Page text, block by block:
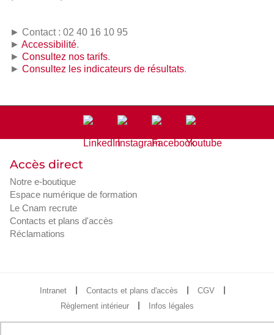
► Contact : 02 40 16 10 95
► Accessibilité.
► Consultez nos tarifs.
► Consultez les indicateurs de résultats.
Accès direct
Notre e-boutique
Espace numérique de formation
Le Cnam recrute
Contacts et plans d'accès
Réclamations
Intranet Contacts et plans d'accès
CGV
Règlement intérieur
Infos légales